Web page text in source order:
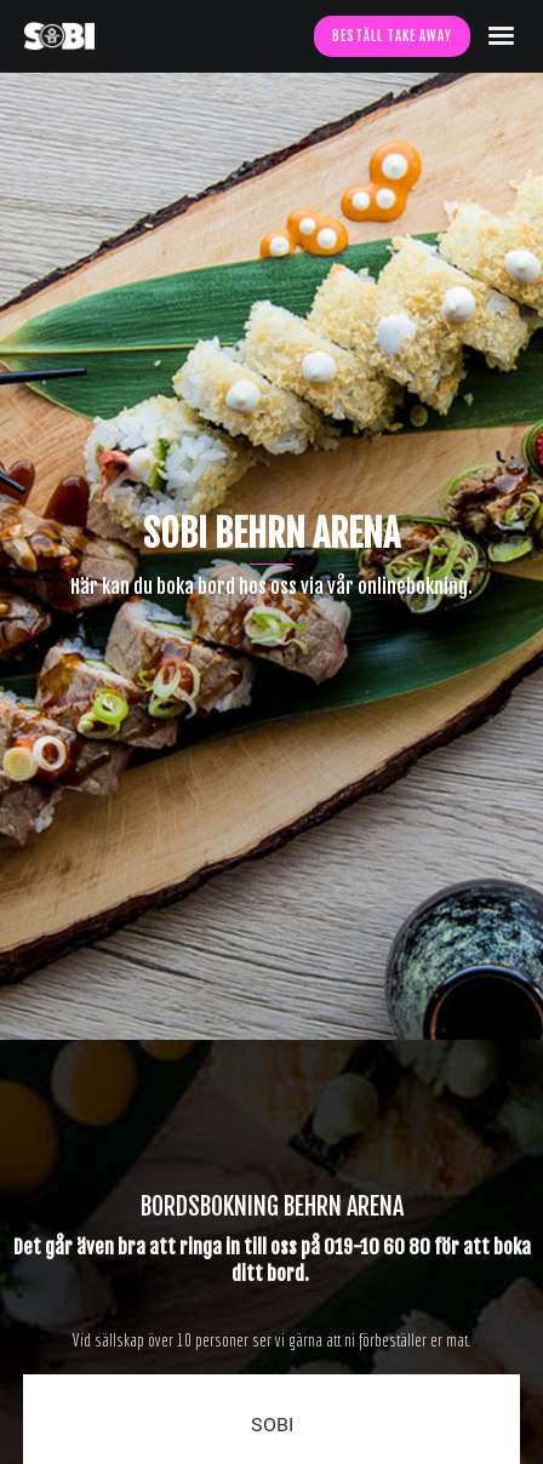
BESTÄLL TAKE AWAY
SOBIBEHRNARENA
Här kan du boka bord hos oss via vår onlinebokning.
BORDSBOKNING BEHRN ARENA
Det går även bra att ringa in till oss på 019-10 60 80 för att boka
ditt bord.
Vid sällskap över 10 personer ser vi gärna att ni förbeställer er mat.